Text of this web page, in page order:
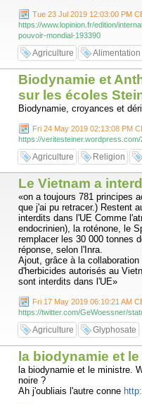
Tue 23 Jul 2019 12:03:00 PM
https://www.lopinion.fr/edition/
pouvoir-mondial-193390
Agriculture Alimentation
Biodynamie et
sur les écoles
Biodynamie, croyances et
Fri 24 May 2019 02:13:08 PM
https://
Agriculture Religion
Le Vietnam a
«on a toujours 781 principes
que j'ai pu retracer.) Restent
interdits dans l'UE Comme
endocrinien), la roténone, le
remplacer les 30 000 tonnes
réponse, selon l'Inra.
Ajout, grâce à la
d'herbicides autorisés au
sont interdits dans l'UE»
Fri 17 May 2019 06:10:21 AM
https://twitter.com/GeWoessner/
Agriculture Glyphosate
la biodynamie et
la biodynamie et le ministre.
noire ?
Ah j'oubliais l'autre conne